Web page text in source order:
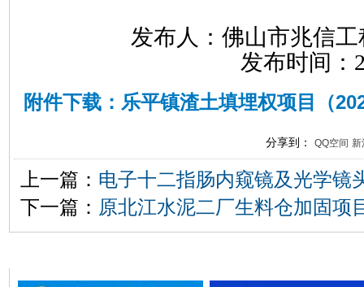
发布人：佛山市兆信
发布时间：
附件下载：乐平镇渣土填埋权项目（
分享到： QQ空间 新
上一篇： 电子十二指肠内窥镜及光学镜
下一篇： 原北江水泥二厂生料仓加固项